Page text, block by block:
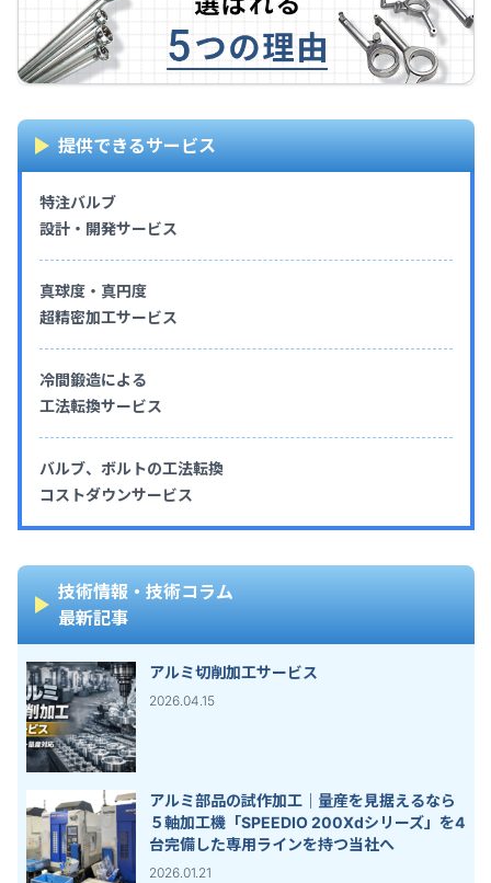
提供できるサービス
特注バルブ
設計・開発サービス
真球度・真円度
超精密加工サービス
冷間鍛造による
工法転換サービス
バルブ、ボルトの工法転換
コストダウンサービス
技術情報・技術コラム
最新記事
アルミ切削加工サービス
2026.04.15
アルミ部品の試作加工｜量産を見据えるなら
５軸加工機「SPEEDIO 200Xdシリーズ」を4
台完備した専用ラインを持つ当社へ
2026.01.21